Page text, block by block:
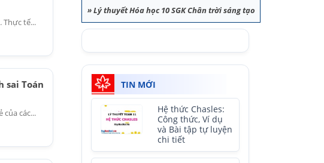
Thực tế...
sai Toán
các...
»Lý thuyết Hóa học 10 SGK Chân trời sáng tạo
TIN MỚI
Hệ thức Chasles:
Công thức, Ví dụ
và Bài tập tự luyện
chi tiết